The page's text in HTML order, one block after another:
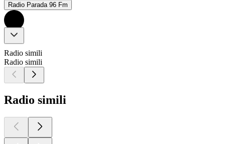
Radio Parada 96 Fm
Radio simili
Radio simili
Radio simili